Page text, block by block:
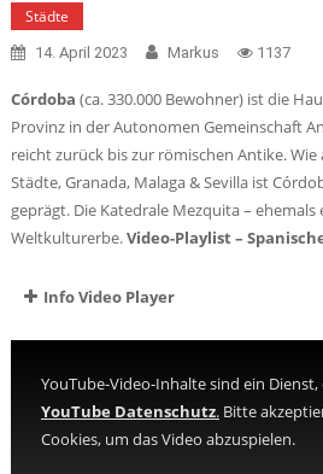
Städte
14. April 2023 Markus 1137
Córdoba (ca. 330.000 Bewohner) ist die
Provinz in der Autonomen Gemeinschaft
reicht zurück bis zur römischen Antike.
Städte, Granada, Malaga & Sevilla ist
geprägt. Die Katedrale Mezquita – ehemals
Weltkulturerbe.Video-Playlist –
Info Video Player
YouTube-Video-Inhalte sind ein
YouTube Datenschutz.Bitte
Cookies, um das Video abzuspielen.